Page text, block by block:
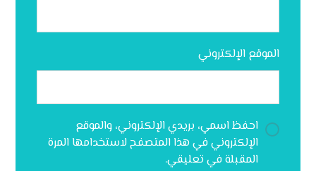
الموقع الإلكتروني
احفظ اسمي، بريدي الإلكتروني، والموقع
الإلكتروني في هذا المتصفح لاستخدامها المرة
المقبلة في تعليقي.